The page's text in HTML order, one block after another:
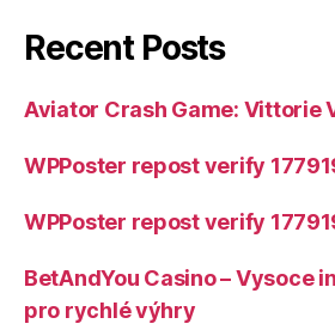
Recent Posts
Aviator Crash Game: Vittorie
WPPoster repost verify
WPPoster repost verify
BetAndYou Casino – Vysoce
pro rychlé výhry